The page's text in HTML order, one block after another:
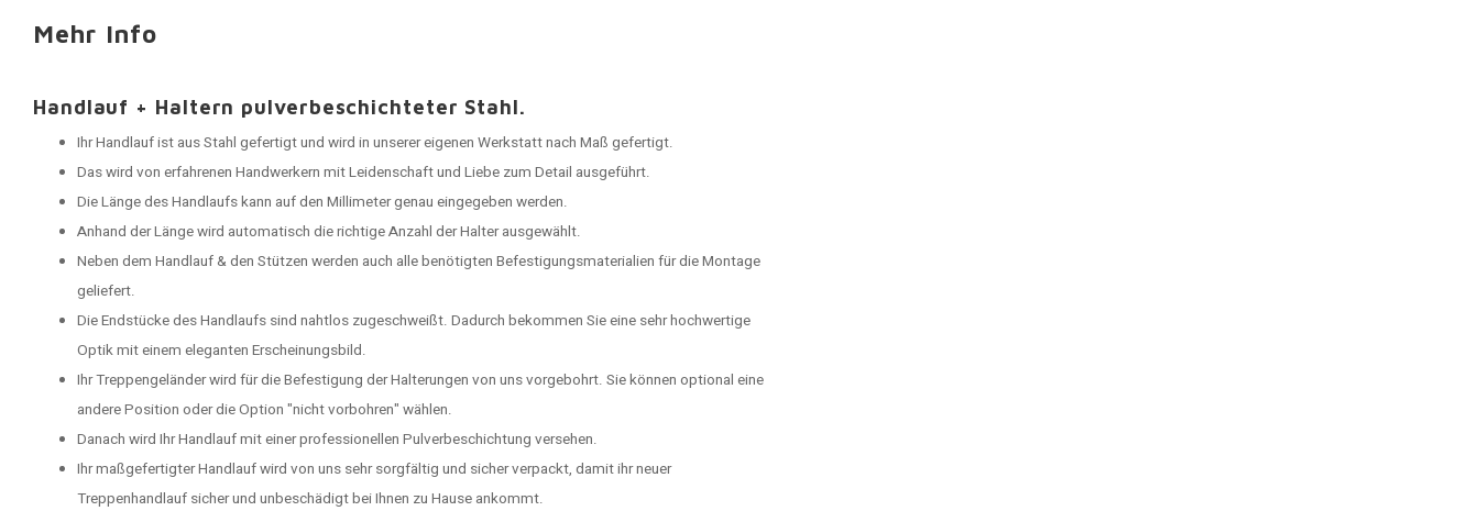
Mehr Info
Handlauf + Haltern pulverbeschichteter Stahl.
Ihr Handlauf ist aus Stahl gefertigt und wird in unserer eigenen Werkstatt nach Maß gefertigt.
Das wird von erfahrenen Handwerkern mit Leidenschaft und Liebe zum Detail ausgeführt.
Die Länge des Handlaufs kann auf den Millimeter genau eingegeben werden.
Anhand der Länge wird automatisch die richtige Anzahl der Halter ausgewählt.
Neben dem Handlauf & den Stützen werden auch alle benötigten Befestigungsmaterialien für die Montage
geliefert.
Die Endstücke des Handlaufs sind nahtlos zugeschweißt. Dadurch bekommen Sie eine sehr hochwertige
Optik mit einem eleganten Erscheinungsbild.
Ihr Treppengeländer wird für die Befestigung der Halterungen von uns vorgebohrt. Sie können optional eine
andere Position oder die Option "nicht vorbohren" wählen.
Danach wird Ihr Handlauf mit einer professionellen Pulverbeschichtung versehen.
Ihr maßgefertigter Handlauf wird von uns sehr sorgfältig und sicher verpackt, damit ihr neuer
Treppenhandlauf sicher und unbeschädigt bei Ihnen zu Hause ankommt.